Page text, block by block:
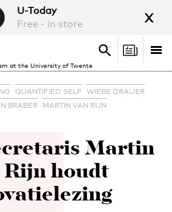
U-Today
Free - in store
x
at the University of Twente
Search
Search
QUANTIFIED SELF
WIEBE DRAIJER
BRABER
MARTIN VAN RIJN
Martin
houdt